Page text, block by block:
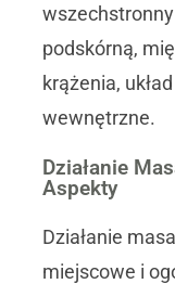
podskórną,
krążenia,
wewnętrzne.
Działanie
Aspekty
Działanie
miejscowe i